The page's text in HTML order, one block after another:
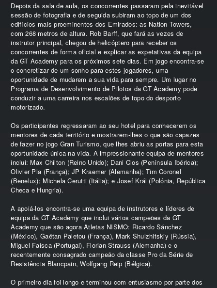
Depois da sala de aula, os concorrentes passaram pela inevitável
sessão de fotografia e de seguida subiram ao topo de um dos
edifícios mais proeminentes dos Emirados: as Nation Towers,
com 268 metros de altura. Rob Barff, que fará as vezes de
instrutor principal, chegou de helicóptero para receber os
concorrentes de forma oficial e explicar as expetativas da equipa
da GT Academy para os próximos sete dias. Em jogo encontra-se
o concretizar de um sonho para estes jogadores, uma
oportunidade de mudarem a sua vida para sempre. Um lugar no
Programa de Desenvolvimento de Pilotos da GT Academy pode
conduzir a uma carreira nos escalões de topo do desporto
motorizado.
Os participantes regressaram ao seu hotel para conhecerem os
mentores de cada território e mostrarem-lhes o que são capazes
de fazer no jogo Gran Turismo, que lhes abriu as portas para esta
oportunidade única na vida. A impressionante equipa de mentores
inclui: Max Chilton (Reino Unido); Dani Clos (Península Ibérica);
Olivier Pla (França); JP Kraemer (Alemanha); Tim Coronel
(Benelux); Michela Cerutti (Itália); e Josef Král (Polónia, República
Checa e Hungria).
A apoiá-los encontra-se uma equipa de instrutores e líderes de
equipa da GT Academy que inclui vários campeões da GT
Academy que são agora Atletas NISMO: Ricardo Sánchez
(México), Gaëtan Paletou (França), Mark Shulzhitskiy (Rússia),
Miguel Faisca (Portugal), Florian Strauss (Alemanha) e o
recentemente consagrado campeão da classe Pro da Série de
Resistência Blancpain, Wolfgang Reip (Bélgica).
O primeiro dia foi longo e terminou com entusiasmo por parte dos